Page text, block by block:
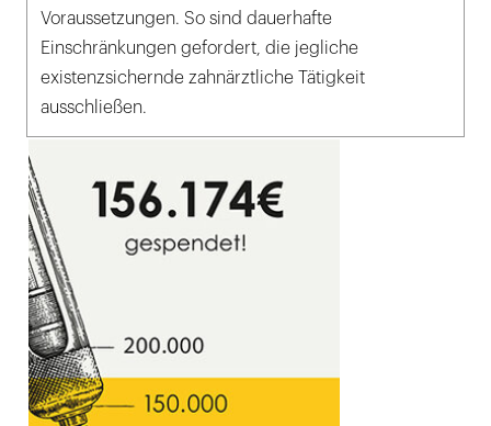
Voraussetzungen. So sind dauerhafte
Einschränkungen gefordert, die jegliche
existenzsichernde zahnärztliche Tätigkeit
ausschließen.